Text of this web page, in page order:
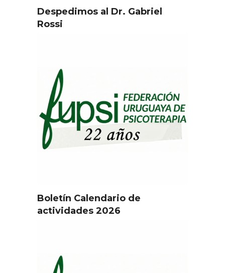
Despedimos al Dr. Gabriel
Rossi
Boletín Calendario de
actividades 2026